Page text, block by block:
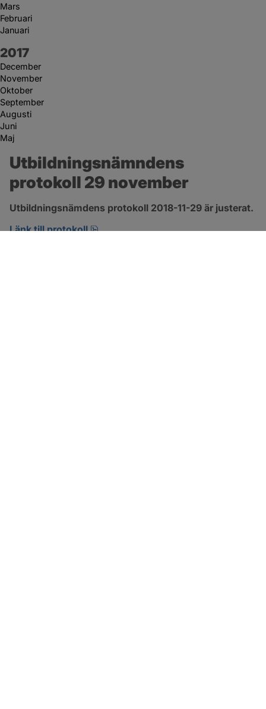
Mars
Februari
Januari
År:
2017
December
November
Oktober
September
Augusti
Juni
Maj
Utbildningsnämndens
protokoll 29 november
Utbildningsnämdens protokoll 2018-11-29 är justerat.
Länk till protokoll
pdf, 266.9 kB, öppnas i nytt fönster.